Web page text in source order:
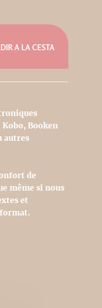
A LA CESTA
Booken
autres
de
même si nous
et